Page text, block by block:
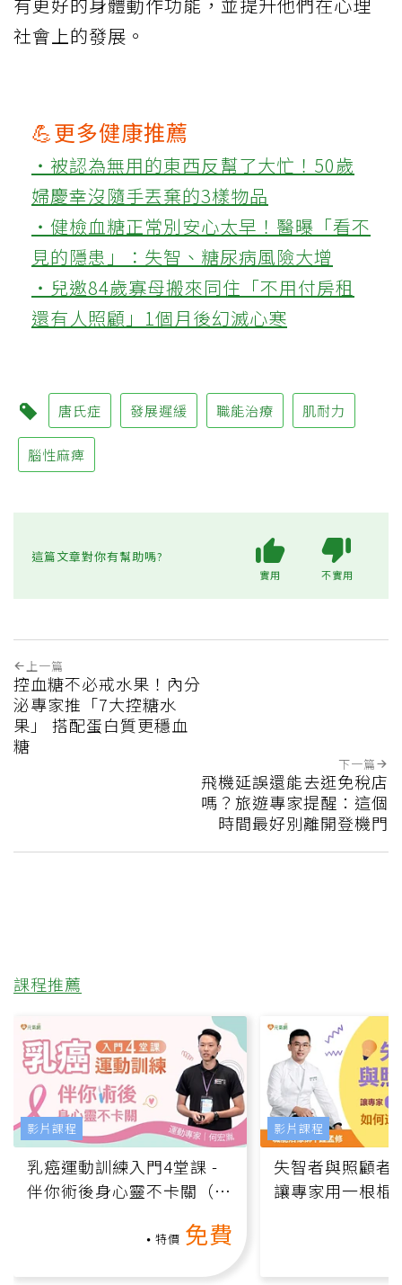
社會上的發展。
💪更多健康推薦
‧被認為無用的東西反幫了大忙！50歲
婦慶幸沒隨手丟棄的3樣物品
‧健檢血糖正常別安心太早！醫曝「看不
見的隱患」：失智、糖尿病風險大增
‧兒邀84歲寡母搬來同住「不用付房租
還有人照顧」1個月後幻滅心寒
唐氏症 發展遲緩 職能治療 肌耐力
腦性麻痺
這篇文章對你有幫助嗎?
實用 不實用
上一篇
控血糖不必戒水果！內分
泌專家推「7大控糖水
果」 搭配蛋白質更穩血
糖
下一篇
飛機延誤還能去逛免稅店
嗎？旅遊專家提醒：這個
時間最好別離開登機門
課程推薦
乳癌運動訓練入門4堂課 -
伴你術後身心靈不卡關（線
特價 免費
影片課程
失智者與照顧者
讓專家用一根棍
影片課程